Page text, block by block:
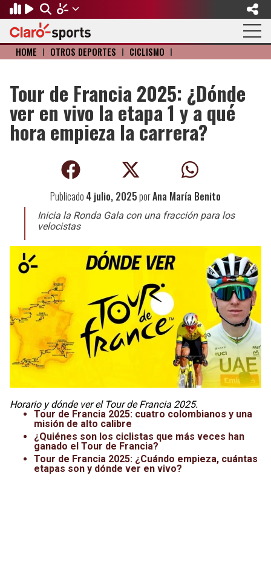
Regresar
FÚTBOL
Fútbol Internacional
Mundial de Clubes
Concachampions
Fútbol de Estufa
Fútbol Femenil
Leagues Cup
Liga de Expansión MX
Liga MX
Selección Mexicana
Regresar
MOTOR
Formula 1
NASCAR
Regresar
BÉISBOL
Mexicano
MLB
Regresar
OLÍMPICOS
Olympic Channel
Paris 2024
Gangwon 2024
Juegos Paralímpicos
Regresar
OTROS DEPORTES
Básquetbol
Fútbol Americano
Boxeo
Lucha Libre
Juegos Panamericanos
Regresar
ACTUALIDAD
Música
Cine y TV
Videojuegos
HOME I OTROS DEPORTES I CICLISMO I
Tour de Francia 2025: ¿Dónde
ver en vivo la etapa 1 y a qué
hora empieza la carrera?
Publicado 4 julio, 2025porAna María Benito
Inicia la Ronda Gala con una fracción para los
velocistas
Horario y dónde ver el Tour de Francia 2025.
Tour de Francia 2025: cuatro colombianos y una
misión de alto calibre
¿Quiénes son los ciclistas que más veces han
ganado el Tour de Francia?
Tour de Francia 2025: ¿Cuándo empieza, cuántas
etapas son y dónde ver en vivo?